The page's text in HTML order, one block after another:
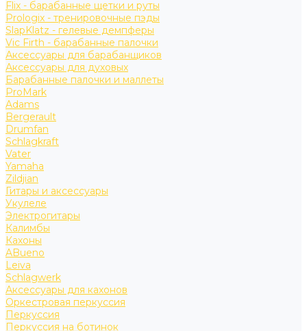
Flix - барабанные щетки и руты
Prologix - тренировочные пэды
SlapKlatz - гелевые демпферы
Vic Firth - барабанные палочки
Аксессуары для барабанщиков
Аксессуары для духовых
Барабанные палочки и маллеты
ProMark
Adams
Bergerault
Drumfan
Schlagkraft
Vater
Yamaha
Zildjian
Гитары и аксессуары
Укулеле
Электрогитары
Калимбы
Кахоны
ABueno
Leiva
Schlagwerk
Аксессуары для кахонов
Оркестровая перкуссия
Перкуссия
Перкуссия на ботинок